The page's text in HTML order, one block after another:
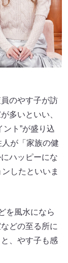
のやす子が訪
多いといい、
ト”が盛り込
が「家族の健
ハッピーにな
したといいま
を風水になら
どの至る所に
、やす子も感